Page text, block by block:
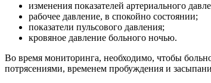
изменения показателей артериального
рабочее давление, в спокойно состоянии;
показатели пульсового давления;
кровяное давление больного ночью.
Во время мониторинга, необходимо, чтобы
потрясениями, временем пробуждения и